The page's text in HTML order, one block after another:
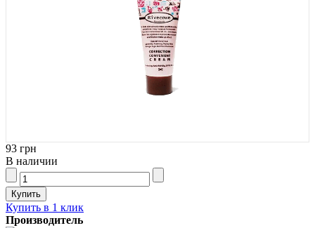
93 грн
В наличии
Купить в 1 клик
Производитель